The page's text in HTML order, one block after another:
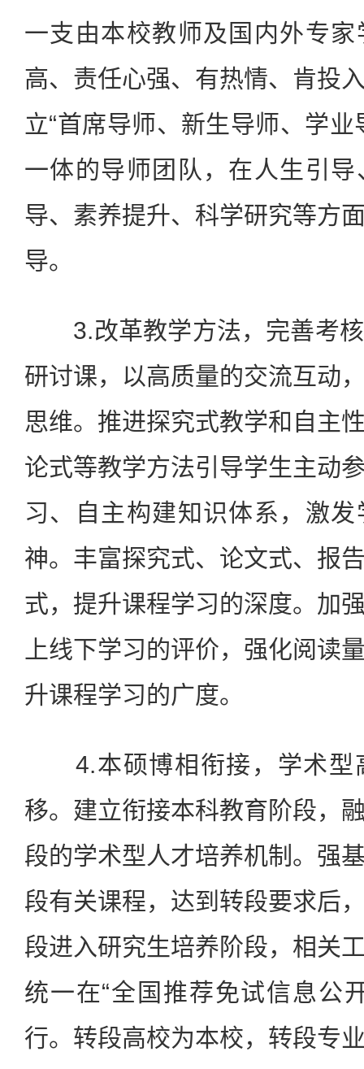
一支由本校教师及国内外专
高、责任心强、有热情、肯投
立“首席导师、新生导师、学
一体的导师团队，在人生引
导、素养提升、科学研究等方
导。
3.改革教学方法，完善考核
研讨课，以高质量的交流互动
思维。推进探究式教学和自主
论式等教学方法引导学生主动
习、自主构建知识体系，激
神。丰富探究式、论文式、报
式，提升课程学习的深度。加
上线下学习的评价，强化阅读
升课程学习的广度。
4.本硕博相衔接，学术型
移。建立衔接本科教育阶段，
段的学术型人才培养机制。强
段有关课程，达到转段要求后
段进入研究生培养阶段，相关
统一在“全国推荐免试信息公
行。转段高校为本校，转段专